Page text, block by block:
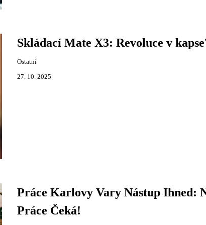
Skládací Mate X3: Revoluce v
Ostatní
27. 10. 2025
Práce Karlovy Vary Nástup Ihned:
Práce Čeká!